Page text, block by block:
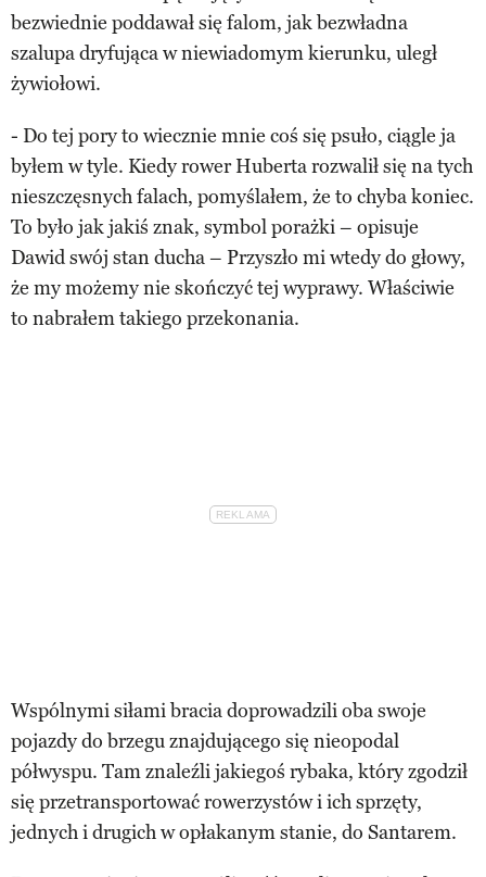
bezwiednie poddawał się falom, jak bezwładna
szalupa dryfująca w niewiadomym kierunku, uległ
żywiołowi.
- Do tej pory to wiecznie mnie coś się psuło, ciągle ja
byłem w tyle. Kiedy rower Huberta rozwalił się na tych
nieszczęsnych falach, pomyślałem, że to chyba koniec.
To było jak jakiś znak, symbol porażki – opisuje
Dawid swój stan ducha – Przyszło mi wtedy do głowy,
że my możemy nie skończyć tej wyprawy. Właściwie
to nabrałem takiego przekonania.
Wspólnymi siłami bracia doprowadzili oba swoje
pojazdy do brzegu znajdującego się nieopodal
półwyspu. Tam znaleźli jakiegoś rybaka, który zgodził
się przetransportować rowerzystów i ich sprzęty,
jednych i drugich w opłakanym stanie, do Santarem.